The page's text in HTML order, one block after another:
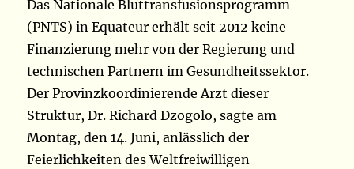
Das Nationale Bluttransfusionsprogramm
(PNTS) in Equateur erhält seit 2012 keine
Finanzierung mehr von der Regierung und
technischen Partnern im Gesundheitssektor.
Der Provinzkoordinierende Arzt dieser
Struktur, Dr. Richard Dzogolo, sagte am
Montag, den 14. Juni, anlässlich der
Feierlichkeiten des Weltfreiwilligen